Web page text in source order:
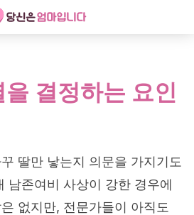
결정하는 요인
딸만 낳는지 의문을 가지기도
남존여비 사상이 강한 경우에
없지만, 전문가들이 아직도